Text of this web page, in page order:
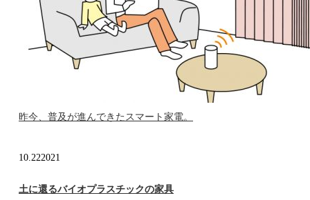
昨今、普及が進んできたスマート家電。
10.222021
土に還るバイオプラスチックの家具